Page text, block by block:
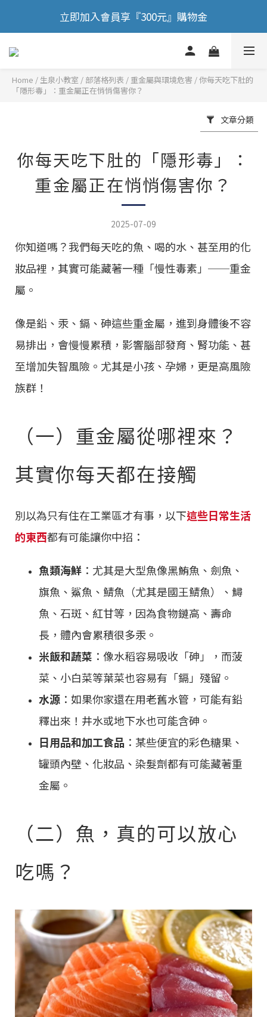
🎉 歡慶88節，滿額送膠原蛋白正貨！！
立即加入會員享『300元』購物金
🎉 歡慶88節，滿額送膠原蛋白正貨！！
Home / 部落格列表 / 重金屬與環境危害 /你每天吃下肚的
「隱形毒」：重金屬正在悄悄傷害你？
文章分類
你每天吃下肚的「隱形毒」：
重金屬正在悄悄傷害你？
2025-07-09
你知道嗎？我們每天吃的魚、喝的水、甚至用的化
妝品裡，其實可能藏著一種「慢性毒素」──重金
屬。
像是鉛、汞、鎘、砷這些重金屬，進到身體後不容
易排出，會慢慢累積，影響腦部發育、腎功能、甚
至增加失智風險。尤其是小孩、孕婦，更是高風險
族群！
（一）重金屬從哪裡來？
其實你每天都在接觸
別以為只有住在工業區才有事，以下這些日常生活
的東西都有可能讓你中招：
魚類海鮮 ：尤其是大型魚像黑鮪魚、劍魚、
旗魚、鯊魚、鯖魚（尤其是國王鯖魚）、鱘
魚、石斑、紅甘等，因為食物鏈高、壽命
長，體內會累積很多汞。
米飯和蔬菜 ：像水稻容易吸收「砷」，而菠
菜、小白菜等葉菜也容易有「鎘」殘留。
水源 ：如果你家還在用老舊水管，可能有鉛
釋出來！井水或地下水也可能含砷。
日用品和加工食品 ：某些便宜的彩色糖果、
罐頭內壁、化妝品、染髮劑都有可能藏著重
金屬。
（二）魚，真的可以放心
吃嗎？